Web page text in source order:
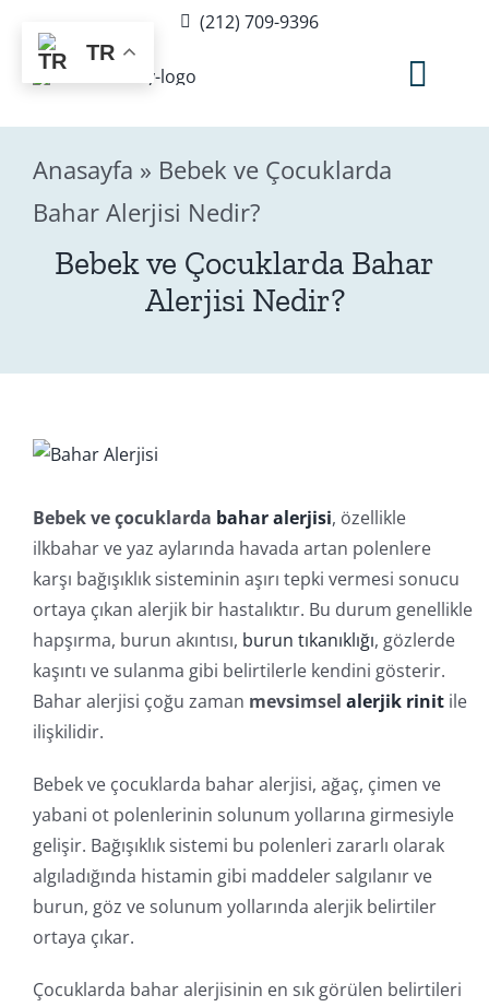
content
(212) 709-9396
Hakkımda
Sağlık Rehberi
Online İşlemler
Anasayfa » Bebek ve Çocuklarda
Bahar Alerjisi Nedir?
Bebek ve Çocuklarda Bahar
Alerjisi Nedir?
Bebek ve çocuklarda bahar alerjisi, özellikle
ilkbahar ve yaz aylarında havada artan polenlere
karşı bağışıklık sisteminin aşırı tepki vermesi sonucu
ortaya çıkan alerjik bir hastalıktır. Bu durum genellikle
hapşırma, burun akıntısı, burun tıkanıklığı, gözlerde
kaşıntı ve sulanma gibi belirtilerle kendini gösterir.
Bahar alerjisi çoğu zaman mevsimsel alerjik rinitile
ilişkilidir.
Bebek ve çocuklarda bahar alerjisi, ağaç, çimen ve
yabani ot polenlerinin solunum yollarına girmesiyle
gelişir. Bağışıklık sistemi bu polenleri zararlı olarak
algıladığında histamin gibi maddeler salgılanır ve
burun, göz ve solunum yollarında alerjik belirtiler
ortaya çıkar.
Çocuklarda bahar alerjisinin en sık görülen belirtileri
TR